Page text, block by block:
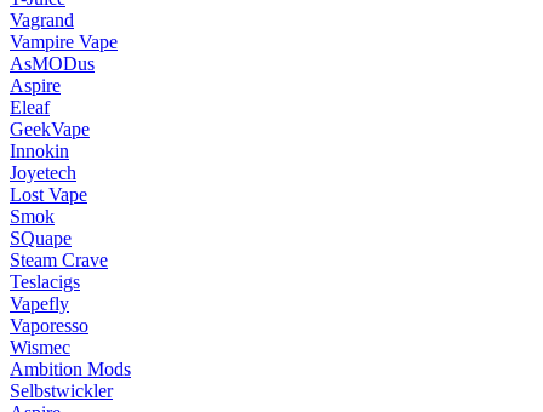
Vagrand
Vampire Vape
AsMODus
Aspire
Eleaf
GeekVape
Innokin
Joyetech
Lost Vape
Smok
SQuape
Steam Crave
Teslacigs
Vapefly
Vaporesso
Wismec
Ambition Mods
Selbstwickler